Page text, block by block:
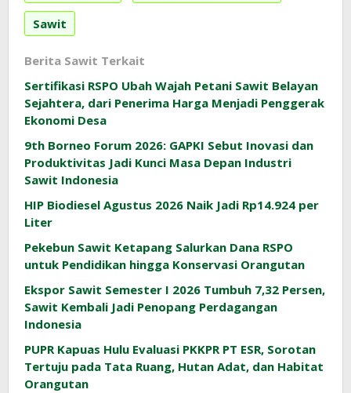
Sawit
Berita Sawit Terkait
Sertifikasi RSPO Ubah Wajah Petani Sawit Belayan
Sejahtera, dari Penerima Harga Menjadi Penggerak
Ekonomi Desa
9th Borneo Forum 2026: GAPKI Sebut Inovasi dan
Produktivitas Jadi Kunci Masa Depan Industri
Sawit Indonesia
HIP Biodiesel Agustus 2026 Naik Jadi Rp14.924 per
Liter
Pekebun Sawit Ketapang Salurkan Dana RSPO
untuk Pendidikan hingga Konservasi Orangutan
Ekspor Sawit Semester I 2026 Tumbuh 7,32 Persen,
Sawit Kembali Jadi Penopang Perdagangan
Indonesia
PUPR Kapuas Hulu Evaluasi PKKPR PT ESR, Sorotan
Tertuju pada Tata Ruang, Hutan Adat, dan Habitat
Orangutan